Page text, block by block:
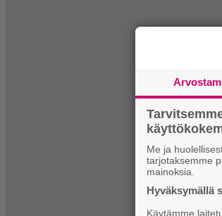
Me ja
tarjotaksemme
mainoksia.
Hyväksymällä
Käytämme